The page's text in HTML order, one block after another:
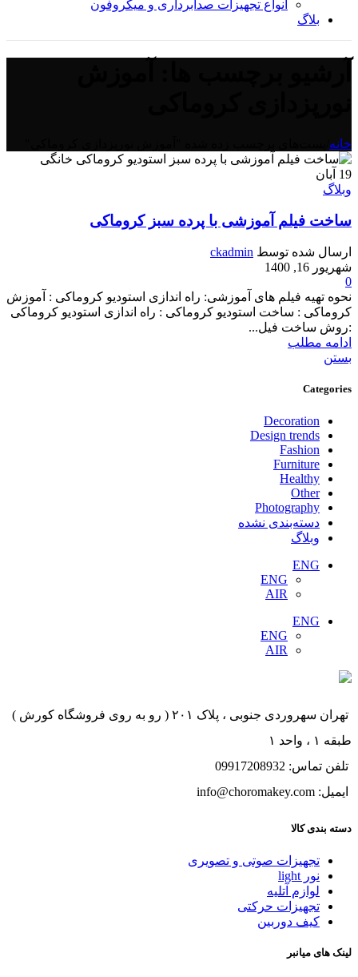
انواع تجهیزات صدابرداری و میکروفون
بلاگ
خانه
19 آبان
وبلاگ
ساخت فیلم آموزشی با پرده سبز کروماکی
ارسال شده توسط ckadmin
شهریور 16, 1400
0
نحوه تهیه فیلم های آموزشی: راه اندازی استودیو کروماکی : آموزش
کروماکی : ساخت استودیو کروماکی : راه اندازی استودیو کروماکی
:روش ساخت فیل...
ادامه مطلب
بستن
Categories
Decoration
Design trends
Fashion
Furniture
Healthy
Other
Photography
دسته‌بندی نشده
وبلاگ
ENG
ENG
AIR
ENG
ENG
AIR
تهران سهروردی جنوبی ، پلاک ۲۰۱ ( رو به روی فروشگاه کورش )
طبقه ۱ ، واحد ۱
تلفن تماس: 09917208932
ایمیل: info@choromakey.com
دسته بندی کالا
تجهیزات صوتی و تصویری
نور light
لوازم آتلیه
تجهیزات حرکتی
کیف دوربین
لینک های میانبر